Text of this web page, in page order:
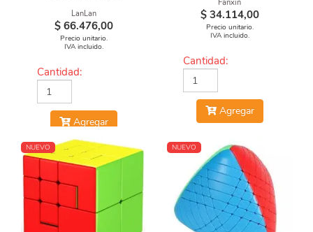
DIAMOND CUBE
LanLan
$ 66.476,00
Precio unitario.
IVA incluido.
Cantidad:
Agregar
Fanxin
$ 34.114,00
Precio unitario.
IVA incluido.
Cantidad:
Agregar
NUEVO NUEVO